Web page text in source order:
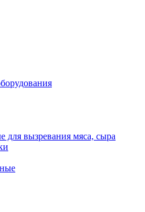
вызревания мяса, сыра